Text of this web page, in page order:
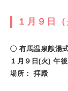
１月９日
〇 有馬温泉献湯
１月９日(火) 午
場所： 拝殿